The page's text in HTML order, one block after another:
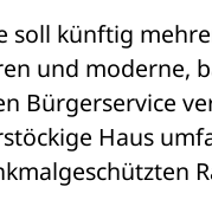
soll künftig
und moderne,
Bürgerservice
Haus